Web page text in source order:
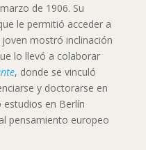
de 1906. Su
le permitió acceder a
mostró inclinación
lo llevó a colaborar
, donde se vinculó
y doctorarse en
estudios en Berlín
pensamiento europeo